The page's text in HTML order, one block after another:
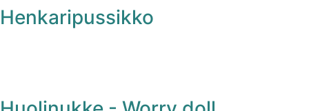
Henkaripussikko